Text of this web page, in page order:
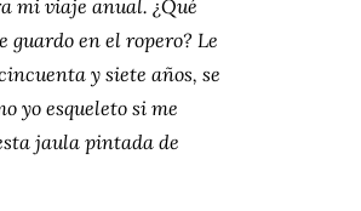
mi viaje anual. ¿Qué
guardo en el ropero? Le
y siete años, se
yo esqueleto si me
jaula pintada de